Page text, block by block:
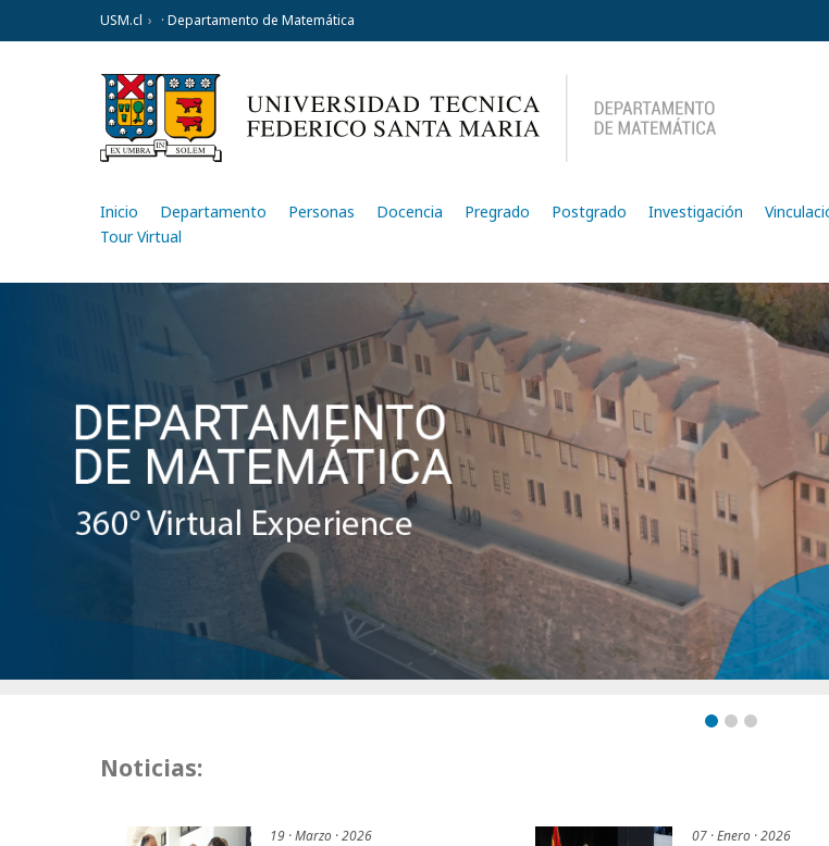
USM.cl · Departamento de Matemática
Inicio Departamento Personas Docencia Pregrado Postgrado Investigación
Tour Virtual
Noticias:
19 · Marzo · 2026 07 · Enero · 2026